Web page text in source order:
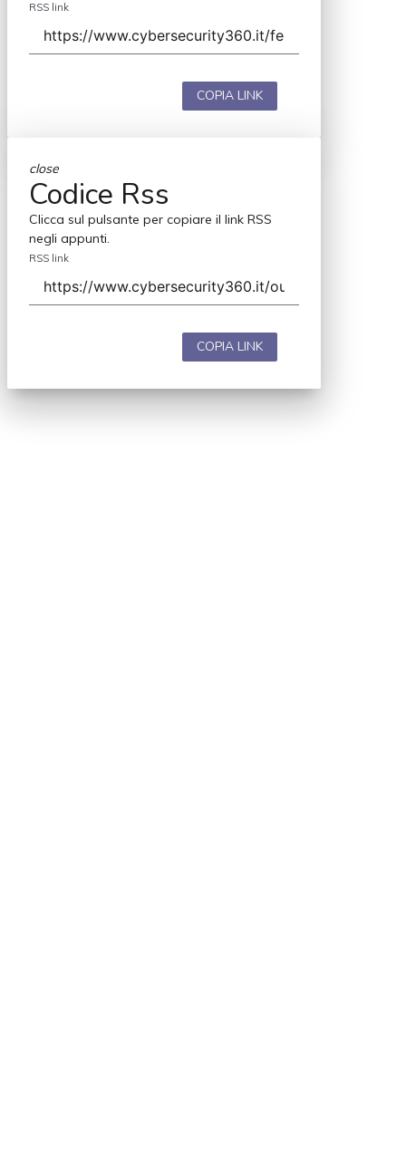
RSS link
COPIA LINK
close
Codice Rss
Clicca sul pulsante per copiare il link RSS
negli appunti.
RSS link
COPIA LINK